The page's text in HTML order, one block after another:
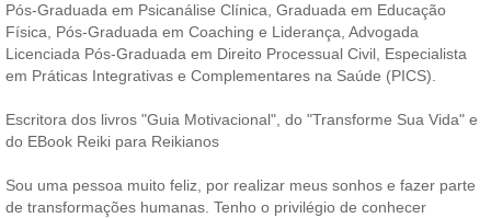
Pós-Graduada em Psicanálise Clínica, Graduada em Educação
Física, Pós-Graduada em Coaching e Liderança, Advogada
Licenciada Pós-Graduada em Direito Processual Civil, Especialista
em Práticas Integrativas e Complementares na Saúde (PICS).
Escritora dos livros "Guia Motivacional", do "Transforme Sua Vida" e
do EBook Reiki para Reikianos
Sou uma pessoa muito feliz, por realizar meus sonhos e fazer parte
de transformações humanas. Tenho o privilégio de conhecer